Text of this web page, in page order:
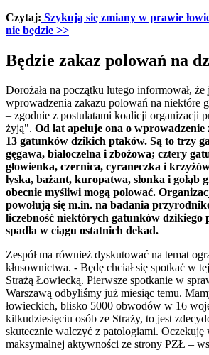
Czytaj: Szykują się zmiany w prawie
nie będzie >>
Będzie zakaz polowań na
Dorożała na początku lutego informował,
wprowadzenia zakazu polowań na niektóre
– zgodnie z postulatami koalicji organizacji
żyją". Od lat apeluje ona o wprowadzenie
13 gatunków dzikich ptaków. Są to trzy
gęgawa, białoczelna i zbożowa; cztery
głowienka, czernica, cyraneczka i
łyska, bażant, kuropatwa, słonka i gołąb
obecnie myśliwi mogą polować.
powołują się m.in. na badania
liczebność niektórych gatunków dzikiego
spadła w ciągu ostatnich dekad.
Zespół ma również dyskutować na temat
kłusownictwa. - Będę chciał się spotkać w
Strażą Łowiecką. Pierwsze spotkanie w
Warszawą odbyliśmy już miesiąc temu.
łowieckich, blisko 5000 obwodów w 16
kilkudziesięciu osób ze Straży, to jest
skutecznie walczyć z patologiami. Oczekuję
maksymalnej aktywności ze strony PZŁ –